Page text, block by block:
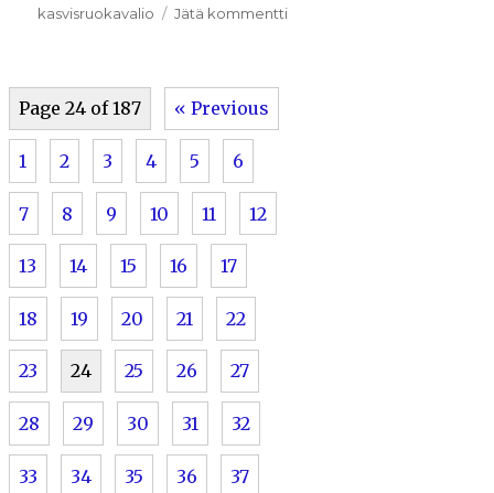
kasvisruokavalio
Jätä kommenttiartikkeliin
Page 24 of 187 « Previous
1 2 3 4 5 6
7 8 9 10 11 12
13 14 15 16 17
18 19 20 21 22
23 24 25 26 27
28 29 30 31 32
33 34 35 36 37